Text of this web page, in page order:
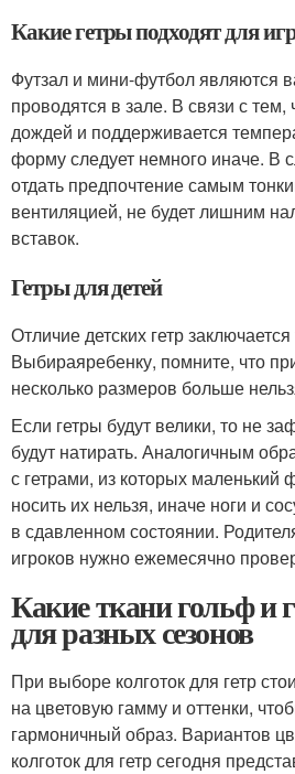
Какие гетры подходят для
Футзал и мини-футбол являются
проводятся в зале. В связи с
дождей и поддерживается
форму следует немного иначе. В
отдать предпочтение самым
вентиляцией, не будет лишним
вставок.
Гетры для детей
Отличие детских гетр
Выбираяребенку, помните, что
несколько размеров больше
Если гетры будут велики, то не
будут натирать. Аналогичным
с гетрами, из которых маленький
носить их нельзя, иначе ноги и
в сдавленном состоянии.
игроков нужно ежемесячно
Какие ткани гольф и
для разных сезонов
При выборе колготок для гетр
на цветовую гамму и оттенки,
гармоничный образ. Вариантов
колготок для гетр сегодня